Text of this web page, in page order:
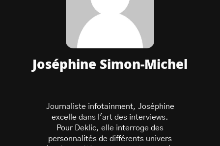
Joséphine Simon-Michel
Journaliste infotainment, Joséphine
excelle dans l'art des interviews.
Pour Deklic, elle interroge des
personnalités de différents univers
Aides, bons plans & cie
Énergies renouvelables
Mobilités durables
Inspiré.es inspirant.es
Les mots clés les plus
recherchés sur Deklic
Transition Écologique deklic kids